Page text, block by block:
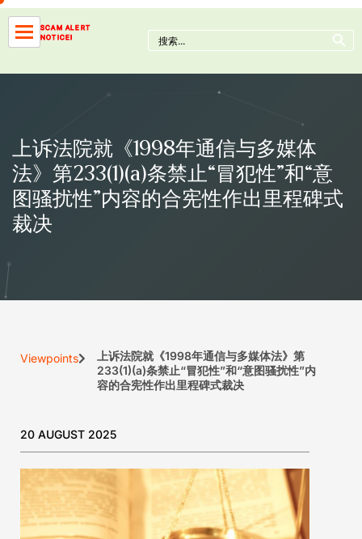
Skip
content
SCAM ALERT
NOTICE!
Search
for:
Search Button
上诉法院就《1998年通信与多媒体
法》第233(1)(a)条禁止“冒犯性”和“意
图骚扰性”内容的合宪性作出里程碑式
裁决
Viewpoints
上诉法院就《1998年通信与多媒体法》第
233(1)(a)条禁止“冒犯性”和“意图骚扰性”内
容的合宪性作出里程碑式裁决
20 AUGUST 2025